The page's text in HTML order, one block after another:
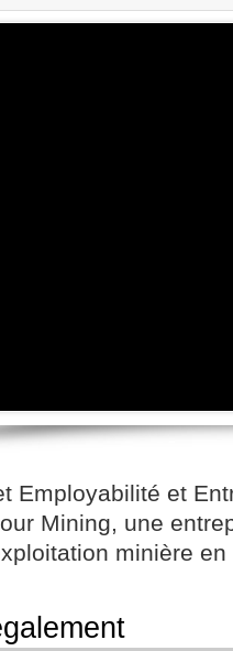
Employabilité et
Mining, une
minière en